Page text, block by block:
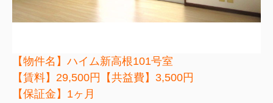
【物件名】ハイム新高根101号室
【賃料】29,500円【共益費】3,500円
【保証金】1ヶ月